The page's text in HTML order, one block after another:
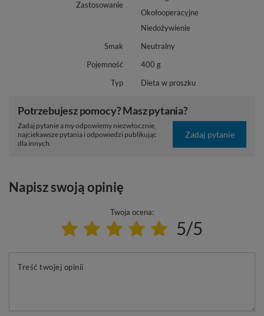
Zastosowanie
Okołooperacyjne
Niedożywienie
Smak
Neutralny
Pojemność
400 g
Typ
Dieta w proszku
Potrzebujesz pomocy? Masz pytania?
Zadaj pytanie a my odpowiemy niezwłocznie,
najciekawsze pytania i odpowiedzi publikując
dla innych.
Zadaj pytanie
Napisz swoją opinię
Twoja ocena:
5/5
Treść twojej opinii